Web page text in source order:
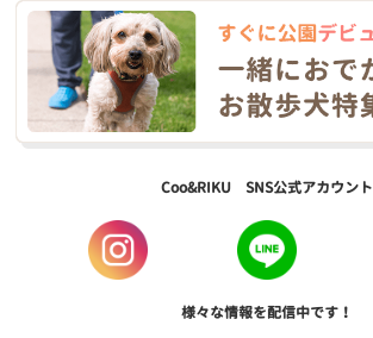
Coo&RIKU SNS公式アカウント
様々な情報を配信中です！